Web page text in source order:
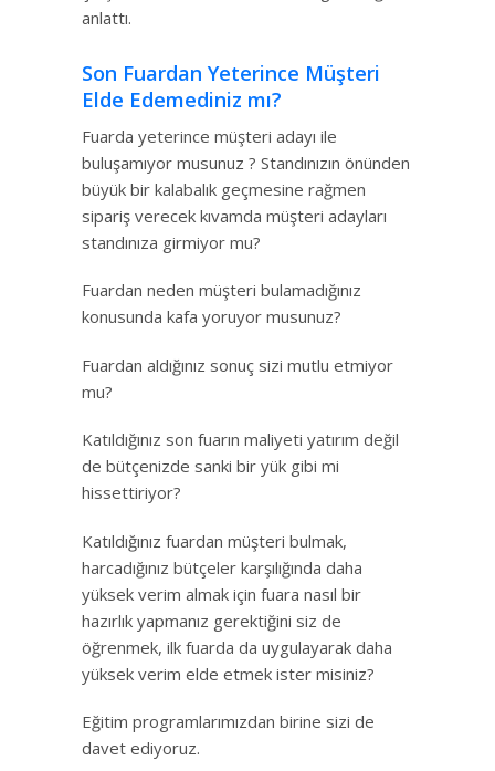
anlattı.
Son Fuardan Yeterince Müşteri
Elde Edemediniz mı?
Fuarda yeterince müşteri adayı ile
buluşamıyor musunuz ? Standınızın önünden
büyük bir kalabalık geçmesine rağmen
sipariş verecek kıvamda müşteri adayları
standınıza girmiyor mu?
Fuardan neden müşteri bulamadığınız
konusunda kafa yoruyor musunuz?
Fuardan aldığınız sonuç sizi mutlu etmiyor
mu?
Katıldığınız son fuarın maliyeti yatırım değil
de bütçenizde sanki bir yük gibi mi
hissettiriyor?
Katıldığınız fuardan müşteri bulmak,
harcadığınız bütçeler karşılığında daha
yüksek verim almak için fuara nasıl bir
hazırlık yapmanız gerektiğini siz de
öğrenmek, ilk fuarda da uygulayarak daha
yüksek verim elde etmek ister misiniz?
Eğitim programlarımızdan birine sizi de
davet ediyoruz.